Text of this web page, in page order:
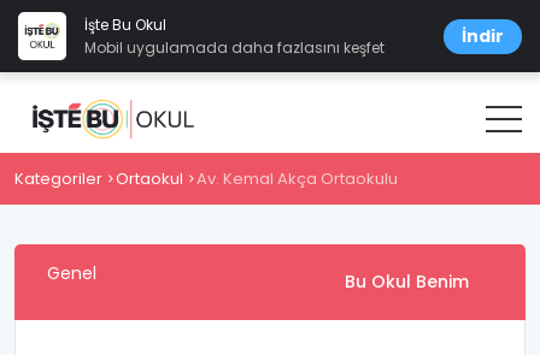
İşte Bu Okul
Mobil uygulamada daha fazlasını keşfet
İndir
Kategoriler Ortaokul Av. Kemal Akça Ortaokulu
Genel Bu Okul Benim